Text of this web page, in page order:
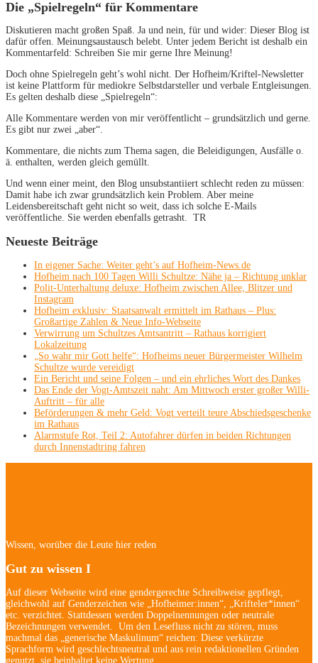
Die „Spielregeln“ für Kommentare
Diskutieren macht großen Spaß. Ja und nein, für und wider: Dieser Blog ist
dafür offen. Meinungsaustausch belebt. Unter jedem Bericht ist deshalb ein
Kommentarfeld: Schreiben Sie mir gerne Ihre Meinung!
Doch ohne Spielregeln geht’s wohl nicht. Der Hofheim/Kriftel-Newsletter
ist keine Plattform für mediokre Selbstdarsteller und verbale Entgleisungen.
Es gelten deshalb diese „Spielregeln“:
Alle Kommentare werden von mir veröffentlicht – grundsätzlich und gerne.
Es gibt nur zwei „aber“.
Kommentare, die nichts zum Thema sagen, die Beleidigungen, Ausfälle o.
ä. enthalten, werden gleich gemüllt.
Und wenn einer meint, den Blog unsubstantiiert schlecht reden zu müssen:
Damit habe ich zwar grundsätzlich kein Problem. Aber meine
Leidensbereitschaft geht nicht so weit, dass ich solche E-Mails
veröffentliche. Sie werden ebenfalls getrasht. TR
Neueste Beiträge
In eigener Sache: Weiter geht’s auf Hofheim-News.de
Hofheim nach 100 Tagen Willi Schultze: Nähe ja – Richtung unklar
Polit-Unterhaltung deluxe: Hofheim zwischen Allee, Blitzer und
Instagram
Hofheim exklusiv: Staatsanwalt ermittelt im Rathaus – Plus:
Großartige Zahlen & Neue Info-Webseite
Verwirrung um Schultzes Amtsantritt – Rathaus korrigiert
Lokalzeitung
„So wahr mir Gott helfe“: Hofheims neuer Bürgermeister Wilhelm
Schultze wurde vereidigt
Ein Bericht und seine Folgen – und ein ehrliches Wort des Dankes
Das Ende der Vogt-Amtszeit naht: Am Mittwoch erster großer Willi-
Auftritt – für alle
Beförderungen & mehr Geld: Vogt verteilt teure Abschiedsgeschenke
im Rathaus
Alarmstufe Rot, Teil 2: Autofahrer dürfen in beiden Richtungen
durch Innenstadtring fahren
Wissen, worüber die Leute hier reden
Gut zu wissen I
Auf dieser Webseite wird eine gendergerechte Schreibweise gepflegt,
gleichwohl auf Genderzeichen wie „Hofheimer:innen“, „Krifteler*innen“
etc. verzichtet. Stattdessen werden Doppelnennungen oder neutrale
Bezeichnungen verwendet. Um den Lesefluss nicht zu stören, muss
machmal das „generische Maskulinum“ reichen: Diese verkürzte
Sprachform wird geschlechtsneutral und aus rein redaktionellen Gründen
genutzt, sie beinhaltet keine Wertung.